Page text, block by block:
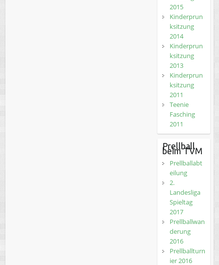
2015
Kinderprun
ksitzung
2014
Kinderprun
ksitzung
2013
Kinderprun
ksitzung
2011
Teenie
Fasching
2011
Prellball
beim TVM
Prellballabt
eilung
2.
Landesliga
Spieltag
2017
Prellballwan
derung
2016
Prellballturn
ier 2016